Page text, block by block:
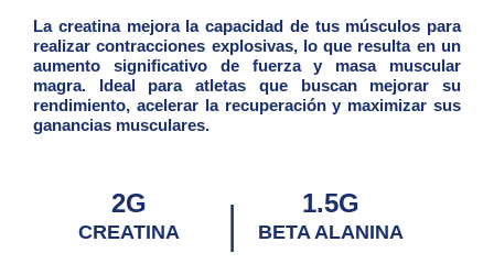
La creatina mejora la capacidad de tus músculos para
realizar contracciones explosivas, lo que resulta en un
aumento significativo de fuerza y masa muscular
magra. Ideal para atletas que buscan mejorar su
rendimiento, acelerar la recuperación y maximizar sus
ganancias musculares.
2G
CREATINA | 1.5G
BETA ALANINA